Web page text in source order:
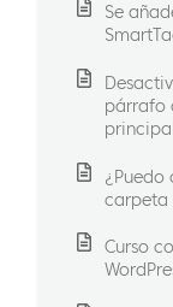
Se
párrafo
carpeta
Curso